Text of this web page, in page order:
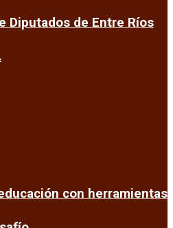
Diputados de Entre Ríos
con herramientas